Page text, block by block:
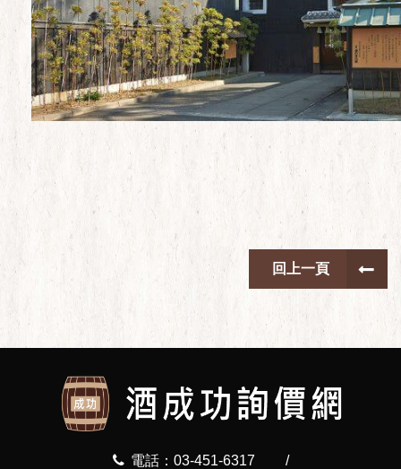
回上一頁
電話：03-451-6317
/